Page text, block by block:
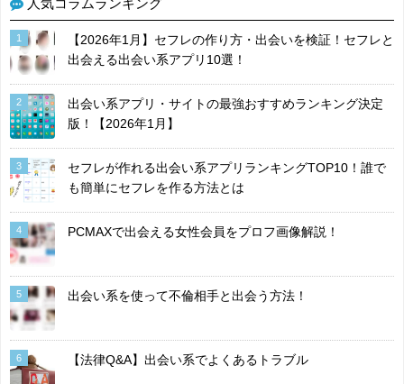
1
【2026年1月】セフレの作り方・出会いを検証！セフレと
出会える出会い系アプリ10選！
2
出会い系アプリ・サイトの最強おすすめランキング決定
版！【2026年1月】
3
セフレが作れる出会い系アプリランキングTOP10！誰で
も簡単にセフレを作る方法とは
4 PCMAXで出会える女性会員をプロフ画像解説！
5 出会い系を使って不倫相手と出会う方法！
6 【法律Q&A】出会い系でよくあるトラブル